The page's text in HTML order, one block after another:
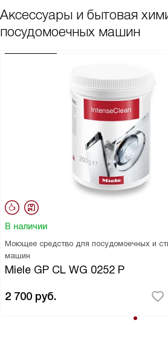
Аксессуары и бытовая
посудомоечных машин
В наличии
Моющее средство для посудомоечных и
машин
Miele GP CL WG 0252 P
2 700 руб.